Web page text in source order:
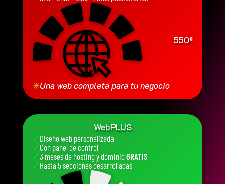
550€
✳Una web completa para tu negocio
WebPLUS
✓Diseño web personalizada
✓Con panel de control
✓3 meses de hosting y dominioGRATIS
✓Hasta 5 secciones desarrolladas